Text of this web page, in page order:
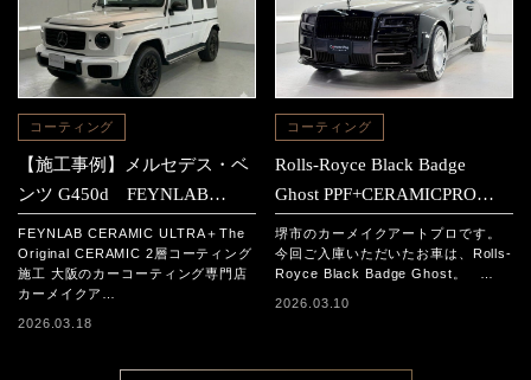
コーティング
【施工事例】メルセデス・ベ
ンツ G450d FEYNLAB
CERAMIC ULTRA＋The
Original CERAMIC 2層コーテ
ィング施工
FEYNLAB CERAMIC ULTRA＋The
Original CERAMIC 2層コーティング
施工 大阪のカーコーティング専門店
カーメイクア…
2026.03.18
コーティング
Rolls-Royce Black Badge
Ghost PPF+CERAMICPRO
ION施工事例
堺市のカーメイクアートプロです。
今回ご入庫いただいたお車は、Rolls-
Royce Black Badge Ghost。 …
2026.03.10